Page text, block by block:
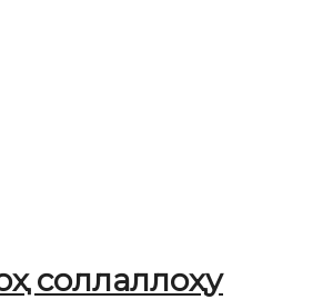
соллаллоҳу